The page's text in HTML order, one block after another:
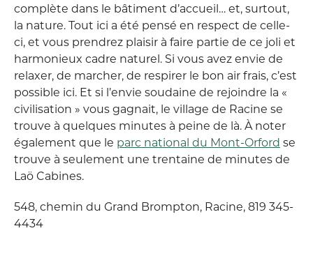
complète dans le bâtiment d’accueil… et, surtout,
la nature. Tout ici a été pensé en respect de celle-
ci, et vous prendrez plaisir à faire partie de ce joli et
harmonieux cadre naturel. Si vous avez envie de
relaxer, de marcher, de respirer le bon air frais, c’est
possible ici. Et si l’envie soudaine de rejoindre la «
civilisation » vous gagnait, le village de Racine se
trouve à quelques minutes à peine de là. À noter
également que le parc national du Mont-Orford se
trouve à seulement une trentaine de minutes de
Laö Cabines.
548, chemin du Grand Brompton, Racine, 819 345-
4434